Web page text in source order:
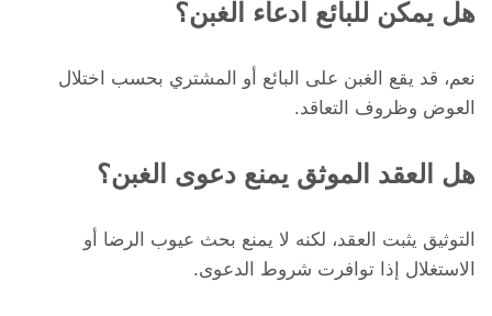
هل يمكن للبائع ادعاء الغبن؟
نعم، قد يقع الغبن على البائع أو المشتري بحسب اختلال
العوض وظروف التعاقد.
هل العقد الموثق يمنع دعوى الغبن؟
التوثيق يثبت العقد، لكنه لا يمنع بحث عيوب الرضا أو
الاستغلال إذا توافرت شروط الدعوى.